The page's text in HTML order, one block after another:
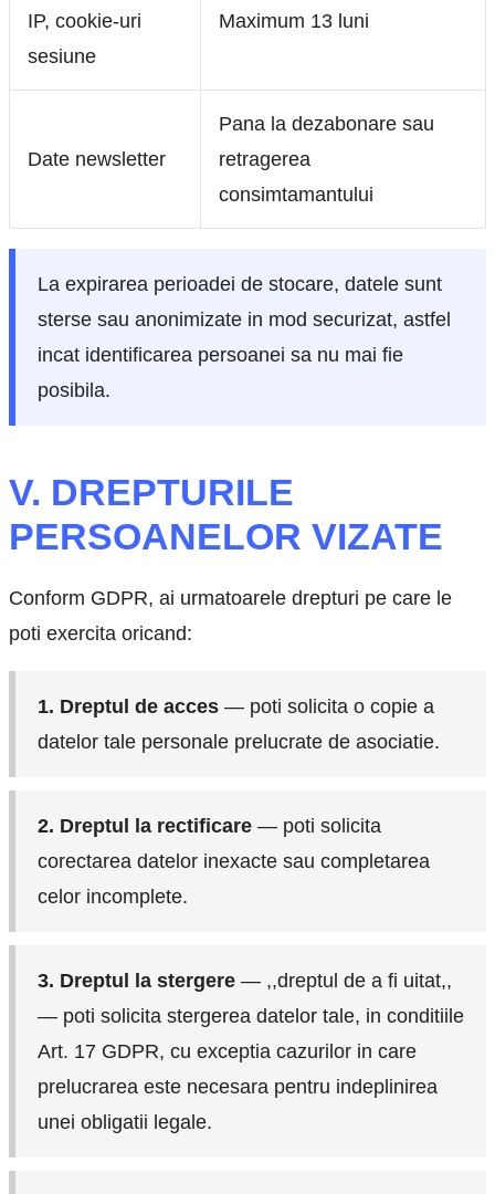
IP, cookie-uri
sesiune
Maximum 13 luni
Date newsletter
Pana la dezabonare sau
retragerea
consimtamantului
La expirarea perioadei de stocare, datele sunt
sterse sau anonimizate in mod securizat, astfel
incat identificarea persoanei sa nu mai fie
posibila.
V. DREPTURILE
PERSOANELOR VIZATE
Conform GDPR, ai urmatoarele drepturi pe care le
poti exercita oricand:
1. Dreptul de acces — poti solicita o copie a
datelor tale personale prelucrate de asociatie.
2. Dreptul la rectificare — poti solicita
corectarea datelor inexacte sau completarea
celor incomplete.
3. Dreptul la stergere — ,,dreptul de a fi uitat,,
— poti solicita stergerea datelor tale, in conditiile
Art. 17 GDPR, cu exceptia cazurilor in care
prelucrarea este necesara pentru indeplinirea
unei obligatii legale.